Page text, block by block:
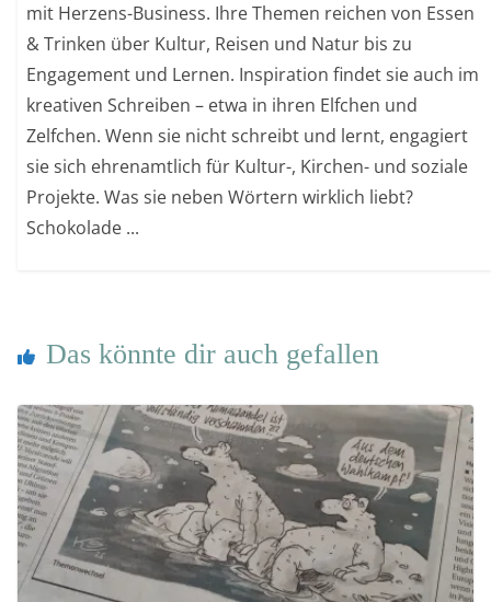
mit Herzens-Business. Ihre Themen reichen von Essen
& Trinken über Kultur, Reisen und Natur bis zu
Engagement und Lernen. Inspiration findet sie auch im
kreativen Schreiben – etwa in ihren Elfchen und
Zelfchen. Wenn sie nicht schreibt und lernt, engagiert
sie sich ehrenamtlich für Kultur-, Kirchen- und soziale
Projekte. Was sie neben Wörtern wirklich liebt?
Schokolade ...
Das könnte dir auch gefallen